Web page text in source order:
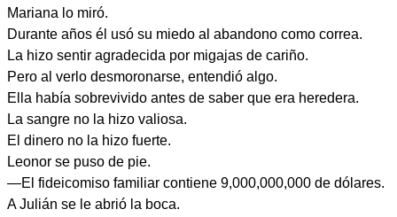
Mariana lo miró.
Durante años él usó su miedo al abandono como correa.
La hizo sentir agradecida por migajas de cariño.
Pero al verlo desmoronarse, entendió algo.
Ella había sobrevivido antes de saber que era heredera.
La sangre no la hizo valiosa.
El dinero no la hizo fuerte.
Leonor se puso de pie.
—El fideicomiso familiar contiene 9,000,000,000 de dólares.
A Julián se le abrió la boca.